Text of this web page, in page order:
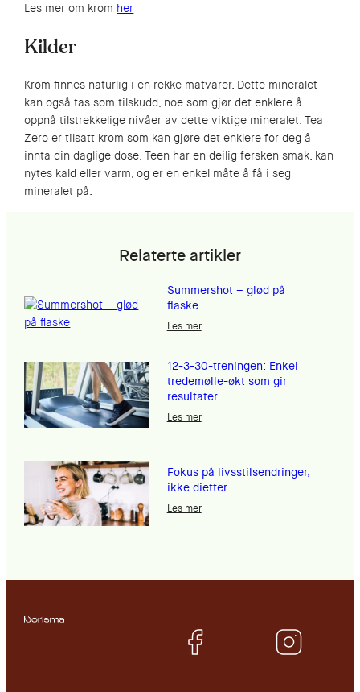
Les mer om krom her
Kilder
Krom finnes naturlig i en rekke matvarer. Dette mineralet
kan også tas som tilskudd, noe som gjør det enklere å
oppnå tilstrekkelige nivåer av dette viktige mineralet. Tea
Zero er tilsatt krom som kan gjøre det enklere for deg å
innta din daglige dose. Teen har en deilig fersken smak, kan
nytes kald eller varm, og er en enkel måte å få i seg
mineralet på.
Relaterte artikler
Summershot – glød på
flaske
Les mer
12-3-30-treningen: Enkel
tredemølle-økt som gir
resultater
Les mer
Fokus på livsstilsendringer,
ikke dietter
Les mer